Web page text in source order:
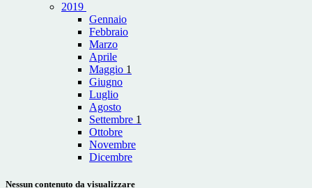
2019
Gennaio
Febbraio
Marzo
Aprile
Maggio 1
Giugno
Luglio
Agosto
Settembre 1
Ottobre
Novembre
Dicembre
Nessun contenuto da visualizzare